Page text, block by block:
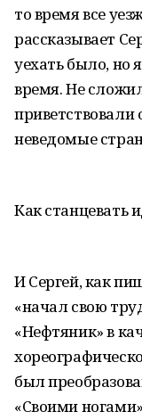
то время все
рассказывает
уехать было, но
время. Не
приветствовали
неведомые
Как станцевать
И Сергей, как
«начал свою
«Нефтяник» в
был
«Своими